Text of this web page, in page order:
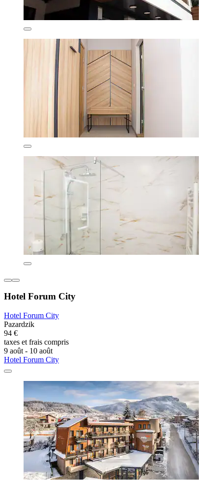
Hotel Forum City
Hotel Forum City
Pazardzik
94 €
taxes et frais compris
9 août - 10 août
Hotel Forum City